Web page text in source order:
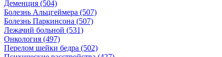
Деменция (504)
Болезнь Альцгеймера (507)
Болезнь Паркинсона (507)
Лежачий больной (531)
Онкология (497)
Перелом шейки бедра (502)